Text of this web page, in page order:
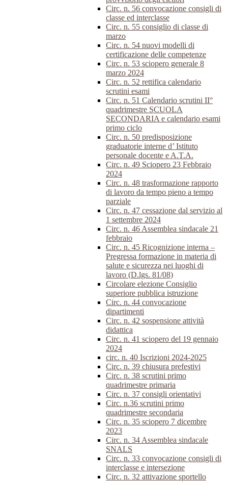
Circ. n. 56 convocazione consigli di
classe ed interclasse
Circ. n. 55 consiglio di classe di
marzo
Circ. n. 54 nuovi modelli di
certificazione delle competenze
Circ. n. 53 sciopero generale 8
marzo 2024
Circ. n. 52 rettifica calendario
scrutini esami
Circ. n. 51 Calendario scrutini II°
quadrimestre SCUOLA
SECONDARIA e calendario esami
primo ciclo
Circ. n. 50 predisposizione
graduatorie interne d’ Istituto
personale docente e A.T.A.
Circ. n. 49 Sciopero 23 Febbraio
2024
Circ. n. 48 trasformazione rapporto
di lavoro da tempo pieno a tempo
parziale
Circ. n. 47 cessazione dal servizio al
1 settembre 2024
Circ. n. 46 Assemblea sindacale 21
febbraio
Circ. n. 45 Ricognizione interna –
Pregressa formazione in materia di
salute e sicurezza nei luoghi di
lavoro (D.lgs. 81/08)
Circolare elezione Consiglio
superiore pubblica istruzione
Circ. n. 44 convocazione
dipartimenti
Circ. n. 42 sospensione attività
didattica
Circ. n. 41 sciopero del 19 gennaio
2024
circ. n. 40 Iscrizioni 2024-2025
Circ. n. 39 chiusura prefestivi
Circ. n. 38 scrutini primo
quadrimestre primaria
Circ. n. 37 consigli orientativi
Circ. n.36 scrutini primo
quadrimestre secondaria
Circ. n. 35 sciopero 7 dicembre
2023
Circ. n. 34 Assemblea sindacale
SNALS
Circ. n. 33 convocazione consigli di
interclasse e intersezione
Circ. n. 32 attivazione sportello